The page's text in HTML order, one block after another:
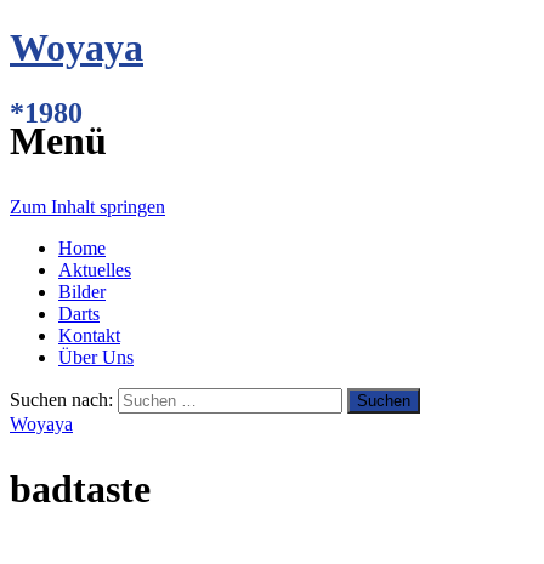
Woyaya
*1980
Menü
Zum Inhalt springen
Home
Aktuelles
Bilder
Darts
Kontakt
Über Uns
Suchen nach:
Woyaya
badtaste